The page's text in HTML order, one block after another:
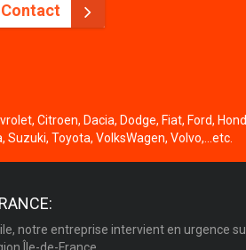
Contact
Citroen, Dacia, Dodge, Fiat, Ford,
Toyota, VolksWagen, Volvo,...etc.
notre entreprise intervient en urgence